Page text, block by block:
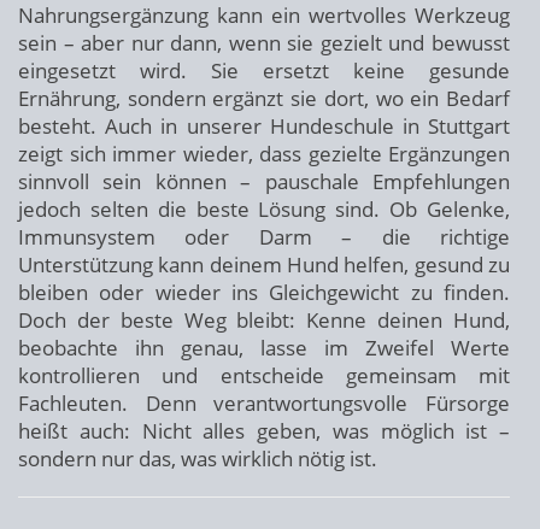
Nahrungsergänzung kann ein wertvolles Werkzeug
sein – aber nur dann, wenn sie gezielt und bewusst
eingesetzt wird. Sie ersetzt keine gesunde
Ernährung, sondern ergänzt sie dort, wo ein Bedarf
besteht. Auch in unserer Hundeschule in Stuttgart
zeigt sich immer wieder, dass gezielte Ergänzungen
sinnvoll sein können – pauschale Empfehlungen
jedoch selten die beste Lösung sind. Ob Gelenke,
Immunsystem oder Darm – die richtige
Unterstützung kann deinem Hund helfen, gesund zu
bleiben oder wieder ins Gleichgewicht zu finden.
Doch der beste Weg bleibt: Kenne deinen Hund,
beobachte ihn genau, lasse im Zweifel Werte
kontrollieren und entscheide gemeinsam mit
Fachleuten. Denn verantwortungsvolle Fürsorge
heißt auch: Nicht alles geben, was möglich ist –
sondern nur das, was wirklich nötig ist.